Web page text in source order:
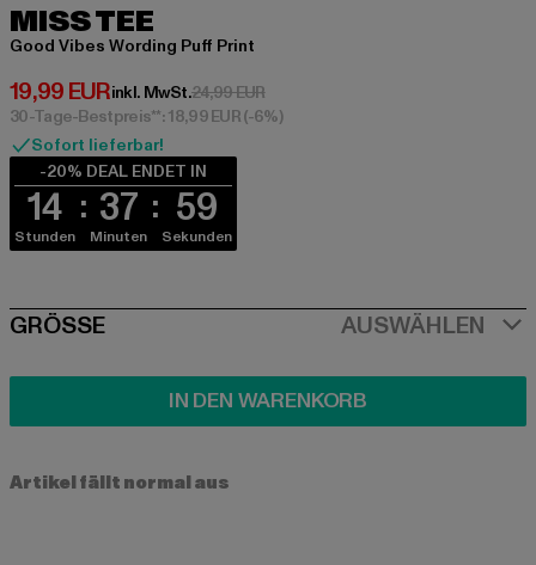
MISS TEE
Good Vibes Wording Puff Print
19,99 EUR
Derzeitiger Preis: 19,99 EUR
inkl. MwSt.24,99 EURAktionspreis: 24,99 EUR
30-Tage-Bestpreis**: 18,99 EUR(-6%)
Sofort lieferbar!
-20% DEAL ENDET IN
14
Stunden
37
Minuten
59
Sekunden
SIZE
GRÖSSE AUSWÄHLEN
IN DEN WARENKORB
Artikel fällt normal aus